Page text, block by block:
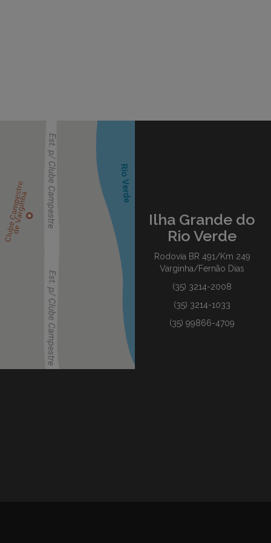
Ilha Grande do
Rio Verde
Rodovia BR 491/Km 249
Varginha/Fernão Dias
(35) 3214-2008
(35) 3214-1033
(35) 99866-4709